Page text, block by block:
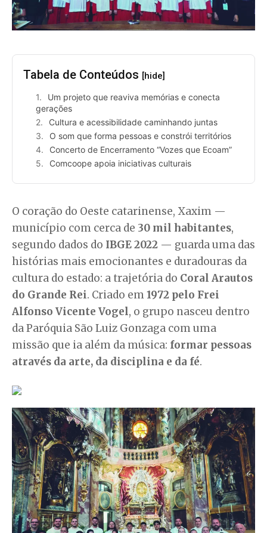
Tabela de Conteúdos [hide]
Um projeto que reaviva memórias e conecta
gerações
Cultura e acessibilidade caminhando juntas
O som que forma pessoas e constrói territórios
Concerto de Encerramento “Vozes que Ecoam”
Comcoope apoia iniciativas culturais
O coração do Oeste catarinense, Xaxim —
município com cerca de 30 mil habitantes,
segundo dados do IBGE 2022 — guarda uma das
histórias mais emocionantes e duradouras da
cultura do estado: a trajetória do Coral Arautos
do Grande Rei. Criado em1972 pelo Frei
Alfonso Vicente Vogel, o grupo nasceu dentro
da Paróquia São Luiz Gonzaga com uma
missão que ia além da música: formar pessoas
através da arte, da disciplina e da fé.